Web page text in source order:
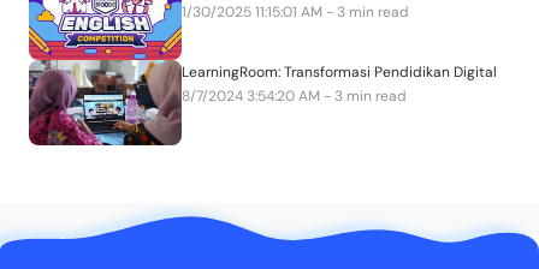
1/30/2025 11:15:01 AM - 3 min read
LearningRoom: Transformasi Pendidikan Digital
8/7/2024 3:54:20 AM - 3 min read